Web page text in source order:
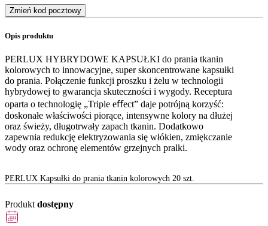
Zmień kod pocztowy
Opis produktu
PERLUX HYBRYDOWE KAPSUŁKI do prania tkanin
kolorowych to innowacyjne, super skoncentrowane kapsułki
do prania. Połączenie funkcji proszku i żelu w technologii
hybrydowej to gwarancja skuteczności i wygody. Receptura
oparta o technologię „Triple eﬀect” daje potrójną korzyść:
doskonałe właściwości piorące, intensywne kolory na dłużej
oraz świeży, długotrwały zapach tkanin. Dodatkowo
zapewnia redukcję elektryzowania się włókien, zmiękczanie
wody oraz ochronę elementów grzejnych pralki.
PERLUX Kapsułki do prania tkanin kolorowych 20 szt.
Produkt dostępny